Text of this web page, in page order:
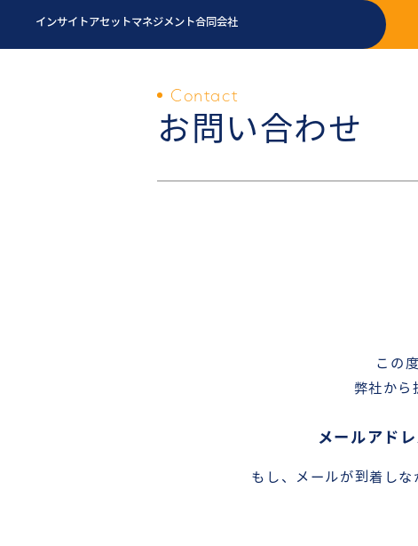
インサイトアセットマネジメント合同会社
Contact
お問い合わせ
この
弊社から
メールアド
もし、メールが到着しな